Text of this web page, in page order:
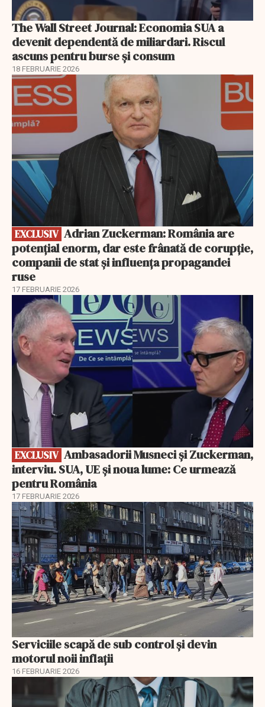
The Wall Street Journal: Economia SUA a
devenit dependentă de miliardari. Riscul
ascuns pentru burse și consum
18 FEBRUARIE 2026
EXCLUSIV
EXCLUSIV
potențial enorm, dar este frânată de corupție,
companii de stat și influența propagandei
ruse
17 FEBRUARIE 2026
EXCLUSIV
EXCLUSIV
interviu. SUA, UE și noua lume: Ce urmează
pentru România
17 FEBRUARIE 2026
Serviciile scapă de sub control și devin
motorul noii inflații
16 FEBRUARIE 2026